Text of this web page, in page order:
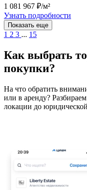
1 081 967 ₽/м²
Узнать подробности
Показать еще
1 2 3 ... 15
Как выбрать
покупки?
На что обратить
или в аренду?
локации до